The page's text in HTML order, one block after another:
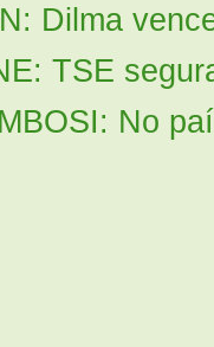
Dilma
TSE
No